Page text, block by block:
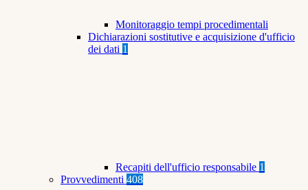
Monitoraggio tempi procedimentali
Dichiarazioni sostitutive e acquisizione d'ufficio
dei dati 1
Recapiti dell'ufficio responsabile 1
Provvedimenti 408